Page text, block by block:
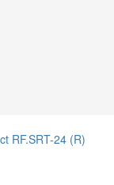
RF.SRT-24 (R)